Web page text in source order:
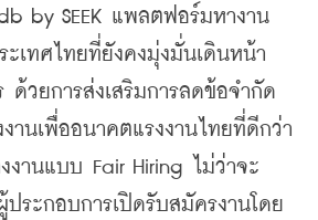
by SEEK แพลตฟอร์มหางาน
เทศไทยที่ยังคงมุ่งมั่นเดินหน้า
วยการส่งเสริมการลดข้อจำกัด
งานเพื่ออนาคตแรงงานไทยที่ดีกว่า
งานแบบ Fair Hiring ไม่ว่าจะ
ประกอบการเปิดรับสมัครงานโดย